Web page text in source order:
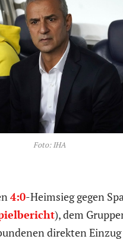
Foto: IHA
4:0-Heimsieg gegen
), dem
direkten Einzug